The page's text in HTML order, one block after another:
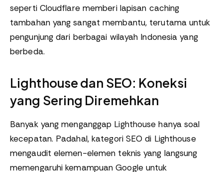
seperti Cloudflare memberi lapisan caching
tambahan yang sangat membantu, terutama untuk
pengunjung dari berbagai wilayah Indonesia yang
berbeda.
Lighthouse dan SEO: Koneksi
yang Sering Diremehkan
Banyak yang menganggap Lighthouse hanya soal
kecepatan. Padahal, kategori SEO di Lighthouse
mengaudit elemen-elemen teknis yang langsung
memengaruhi kemampuan Google untuk